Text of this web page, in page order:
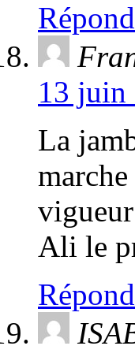
13 juin
La
Ali le